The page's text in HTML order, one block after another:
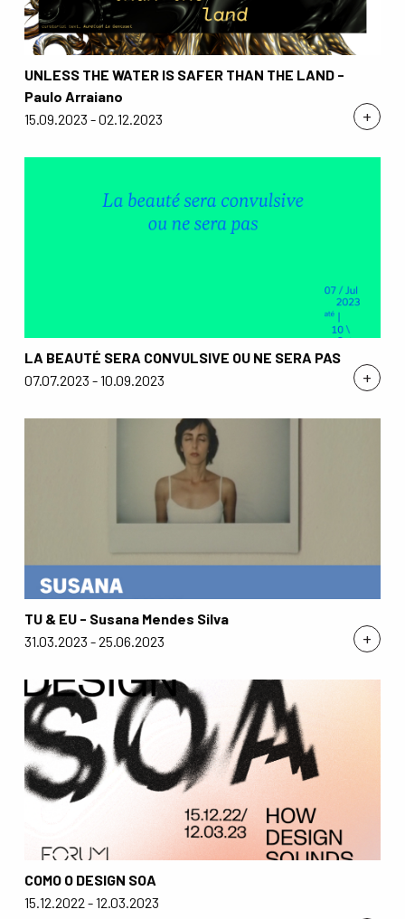
+
UNLESS THE WATER IS SAFER THAN THE LAND -
Paulo Arraiano
15.09.2023 - 02.12.2023
+
LA BEAUTÉ SERA CONVULSIVE OU NE SERA PAS
07.07.2023 - 10.09.2023
+
TU & EU - Susana Mendes Silva
31.03.2023 - 25.06.2023
COMO O DESIGN SOA
15.12.2022 - 12.03.2023